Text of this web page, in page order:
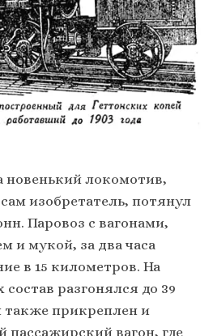
новенький локомотив,
изобретатель, потянул
Паровоз с вагонами,
и мукой, за два часа
в 15 километров. На
разгонялся до 39
также прикреплен и
пассажирский вагон, где